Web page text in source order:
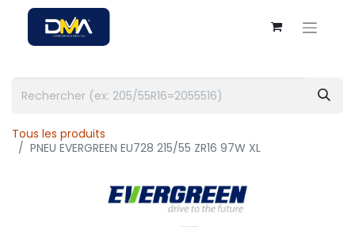
Tous les produits
PNEU EVERGREEN EU728 215/55 ZR16 97W XL